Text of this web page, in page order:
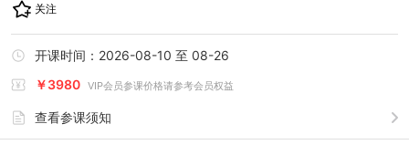
关注
开课时间： 2026-08-10 至 08-26
￥3980 VIP会员参课价格请参考会员权益
查看参课须知